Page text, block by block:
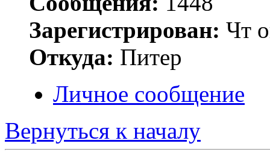
Зарегистрирован: Чт
Откуда: Питер
Личное сообщение
Вернуться к началу